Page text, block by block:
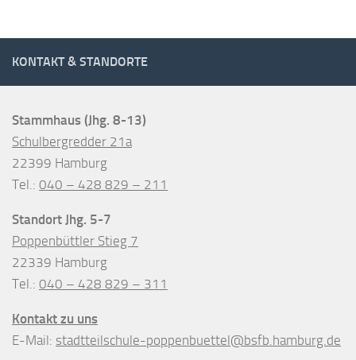
KONTAKT & STANDORTE
Stammhaus (Jhg. 8-13)
Schulbergredder 21a
22399 Hamburg
Tel.: 040 – 428 829 – 211
Standort Jhg. 5-7
Poppenbüttler Stieg 7
22339 Hamburg
Tel.: 040 – 428 829 – 311
Kontakt zu uns
E-Mail: stadtteilschule-poppenbuettel@bsfb.hamburg.de